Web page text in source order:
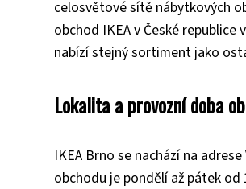
celosvětové sítě nábytkových
obchod IKEA v České
nabízí stejný sortiment jako
Lokalita a provozní doba
IKEA Brno se nachází na
obchodu je pondělí až pátek